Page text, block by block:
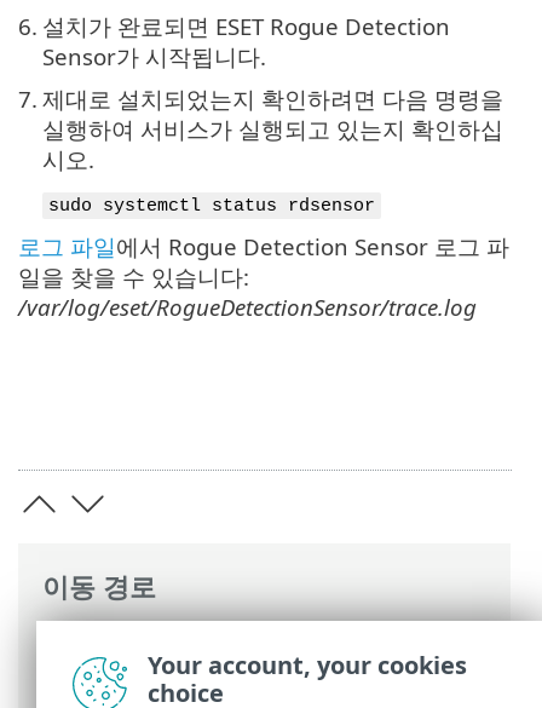
이동 경로
Prem>설치>Linux의 구성 요소 설치>
6. 설치가 완료되면 ESET Rogue Detection
Sensor가 시작됩니다.
7. 제대로 설치되었는지 확인하려면 다음 명령을
실행하여 서비스가 실행되고 있는지 확인하십
시오.
sudo systemctl status rdsensor
로그 파일에서 Rogue Detection Sensor 로그 파
일을 찾을 수 있습니다:
/var/log/eset/RogueDetectionSensor/trace.log
Your account, your cookies
choice